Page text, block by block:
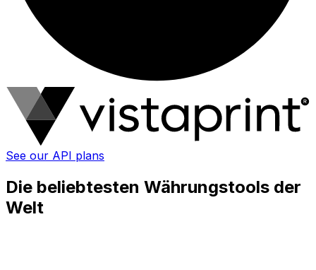
See our API plans
Die beliebtesten Währungstools der
Welt